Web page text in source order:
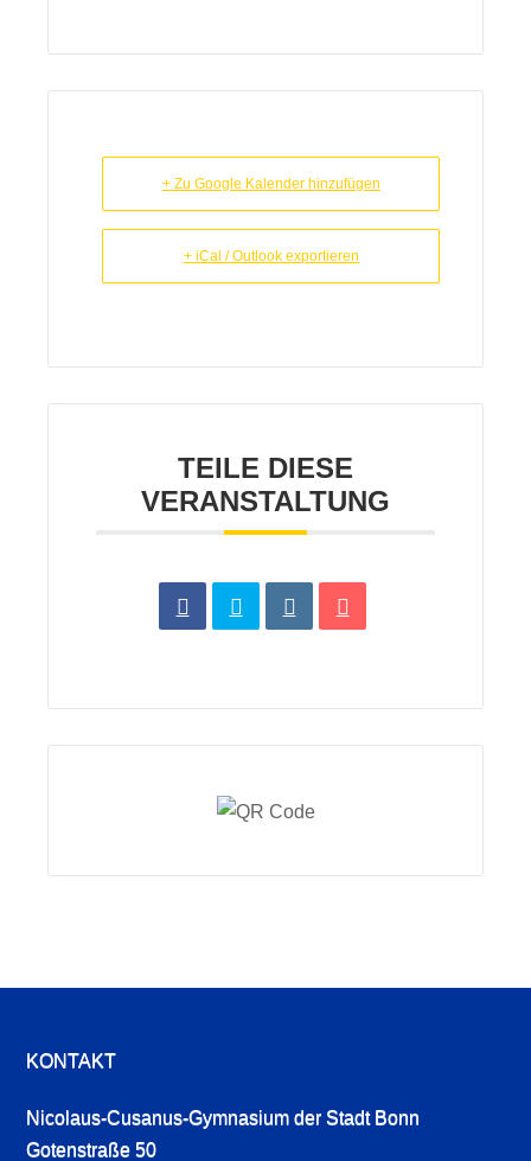
+ Zu Google Kalender hinzufügen
+ iCal / Outlook exportieren
TEILE DIESE
VERANSTALTUNG
KONTAKT
Nicolaus-Cusanus-Gymnasium der Stadt Bonn
Gotenstraße 50